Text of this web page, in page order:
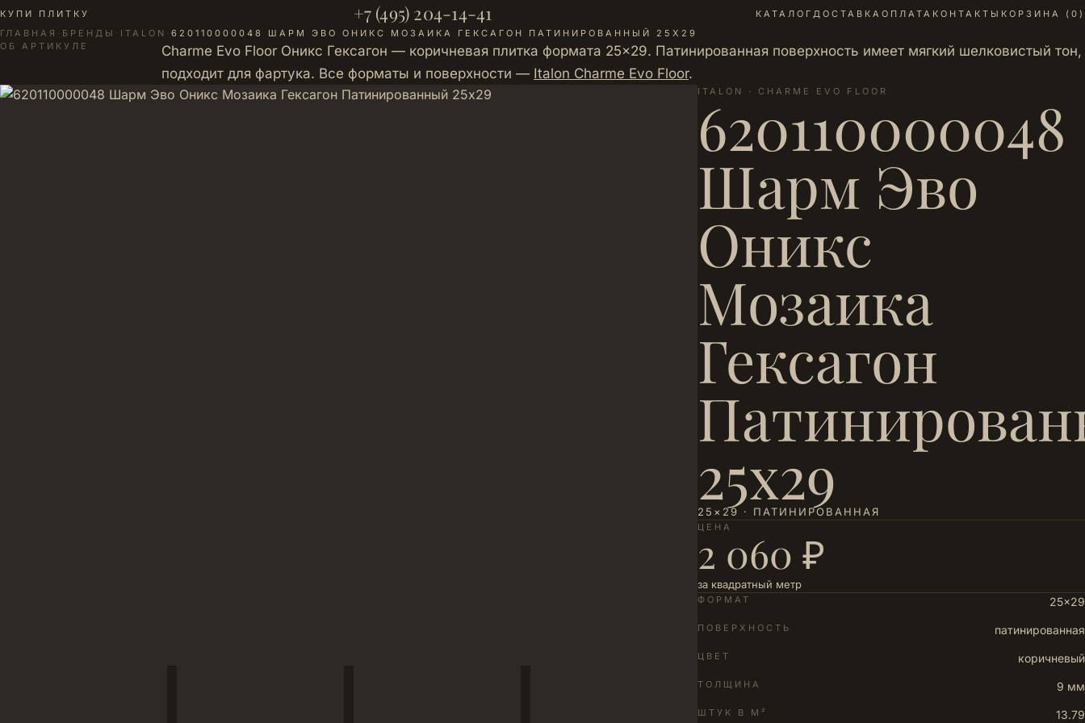
КУПИ ПЛИТКУ +7 (495) 204-14-41 КАТАЛОГ ДОСТАВКА ОПЛАТА КОНТАКТЫ КОРЗИНА ( 0 )
ГЛАВНАЯ · БРЕНДЫ · ITALON · 620110000048 ШАРМ ЭВО ОНИКС МОЗАИКА ГЕКСАГОН ПАТИНИРОВАННЫЙ 25Х29
ОБ АРТИКУЛЕ
Charme Evo Floor Оникс Гексагон — коричневая плитка формата 25×29. Патинированная поверхность имеет мягкий шелковистый тон,
подходит для фартука. Все форматы и поверхности — Italon Charme Evo Floor.
ITALON · CHARME EVO FLOOR
620110000048
Шарм Эво
Оникс
Мозаика
Гексагон
25х29
25×29 · ПАТИНИРОВАННАЯ
ЦЕНА
2 060 ₽
за квадратный метр
ФОРМАТ 25×29
ПОВЕРХНОСТЬ патинированная
ЦВЕТ коричневый
ТОЛЩИНА 9 мм
ШТУК В М² 13.79